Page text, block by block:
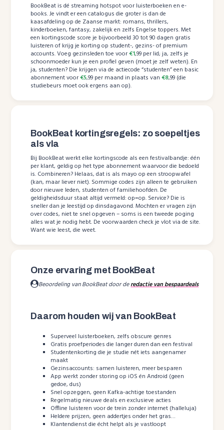
BookBeat is dé streaming hotspot voor luisterboeken en e-
books. Je vindt er een catalogus die groter is dan de
kaasafdeling op de Zaanse markt: romans, thrillers,
kinderboeken, fantasy, zakelijk en zelfs Engelse toppers. Met
een kortingscode score je bijvoorbeeld 30 tot 90 dagen gratis
luisteren of krijg je korting op student-, gezins- of premium
accounts. Voeg gezinsleden toe voor€1,99 per lid; ja, zelfs je
schoonmoeder kun je een profiel geven (moet je zelf weten). En
ja, studenten? Die krijgen via de actiecode “studenten” een basic
abonnement voor€5,99 per maand in plaats van€8,99 (die
studiebeurs moet ook ergens aan op).
BookBeat kortingsregels: zo soepeltjes
als vla
Bij BookBeat werkt elke kortingscode als een festivalbandje: één
per klant, geldig op het type abonnement waarvoor die bedoeld
is. Combineren? Helaas, dat is als mayo op een stroopwafel
(kan, maar liever niet). Sommige codes zijn alleen te gebruiken
door nieuwe leden, studenten of familiehoofden. De
geldigheidsduur staat altijd vermeld: op=op. Service? Die is
sneller dan je leestijd op dinsdagavond. Mochten er vragen zijn
over codes, niet te snel opgeven – soms is een tweede poging
alles wat je nodig hebt. De voorwaarden check je vlot via de site.
Want wie leest, die weet.
Onze ervaring met BookBeat
Beoordeling van BookBeat door deredactie van bespaardeals
Daarom houden wij van BookBeat
Superveel luisterboeken, zelfs obscure genres
Gratis proefperiodes die langer duren dan een festival
Studentenkorting die je studie nét iets aangenamer
maakt
Gezinsaccounts: samen luisteren, meer besparen
App werkt zonder storing op iOS én Android (geen
gedoe, dus)
Snel opzeggen, geen Kafka-achtige toestanden
Regelmatig nieuwe deals en exclusieve acties
Offline luisteren voor de trein zonder internet (halleluja)
Heldere prijzen, geen addertjes onder het gras…
Klantendienst die écht helpt als je vastloopt